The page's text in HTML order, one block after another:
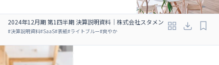
2024年12月期 第1四半期 決算説明資料｜株式会社スタメン
#決算説明資料#SaaS#表紙#ライトブルー#爽やか